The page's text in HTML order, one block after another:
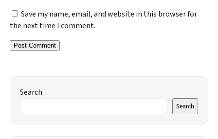
Save my name, email, and website in this browser for
the next time I comment.
Search
Search